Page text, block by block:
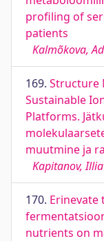
profiling of
patients
Kalmõkova,
169. Structure
Sustainable
Platforms.
muutmine ja
Kapitanov, Illia
170.
nutrients on